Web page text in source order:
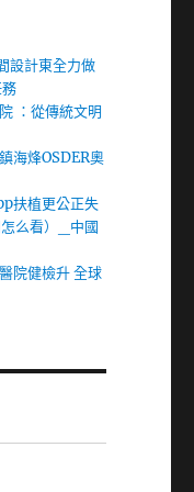
設計東全力做
：從傳統文明
海烽OSDER奧
扶植更公正失
怎么看）_中國
院健檢升 全球